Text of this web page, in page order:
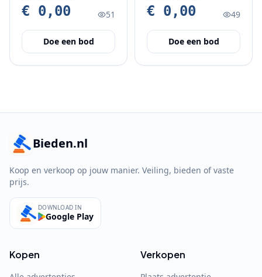
€ 0,00 51
Doe een bod
€ 0,00 49
Doe een bod
Bieden.nl
Koop en verkoop op jouw manier. Veiling, bieden of vaste
prijs.
DOWNLOAD IN
Google Play
Kopen Verkopen